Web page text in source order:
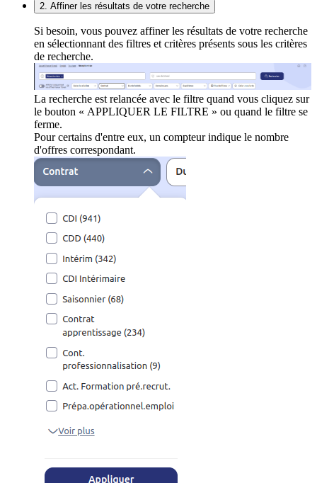
2. Affiner les résultats de votre recherche
Si besoin, vous pouvez affiner les résultats de votre recherche
en sélectionnant des filtres et critères présents sous les critères
de recherche.
La recherche est relancée avec le filtre quand vous cliquez sur
le bouton « APPLIQUER LE FILTRE » ou quand le filtre se
ferme.
Pour certains d'entre eux, un compteur indique le nombre
d'offres correspondant.